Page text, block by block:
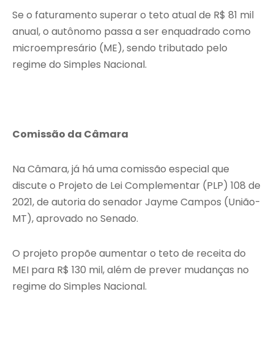
Se o faturamento superar o teto atual de R$ 81 mil
anual, o autônomo passa a ser enquadrado como
microempresário (ME), sendo tributado pelo
regime do Simples Nacional.
Comissão da Câmara
Na Câmara, já há uma comissão especial que
discute o Projeto de Lei Complementar (PLP) 108 de
2021, de autoria do senador Jayme Campos (União-
MT), aprovado no Senado.
O projeto propõe aumentar o teto de receita do
MEI para R$ 130 mil, além de prever mudanças no
regime do Simples Nacional.